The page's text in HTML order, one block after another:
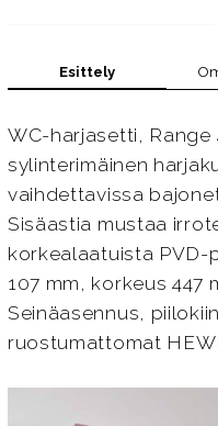
Esittely
WC-harjasetti, Range
sylinterimäinen
vaihdettavissa
Sisäastia mustaa
korkealaatuista PVD-
107 mm, korkeus 447
Seinäasennus,
ruostumattomat